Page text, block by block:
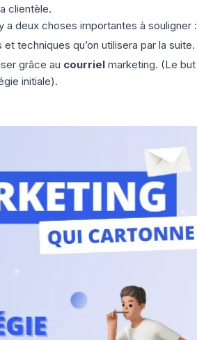
clientèle.
a deux choses importantes à souligner :
techniques qu’on utilisera par la suite.
grâce au courrielmarketing. (Le but
initiale).